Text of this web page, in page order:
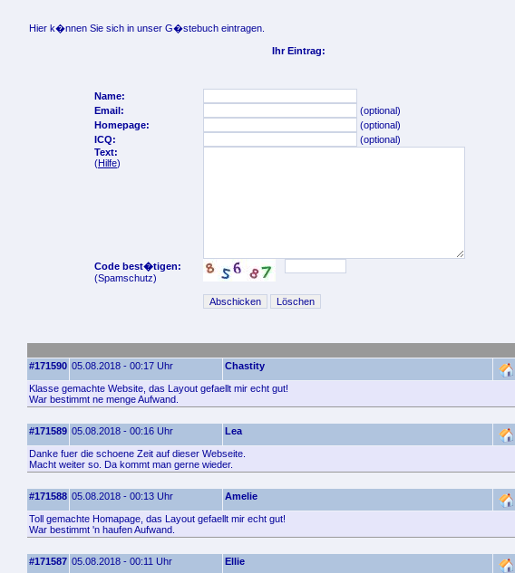
Hier k�nnen Sie sich in unser G�stebuch eintragen.
Ihr Eintrag:
Name:
Email:
(optional)
Homepage:
(optional)
ICQ:
(optional)
Text:
(Hilfe)
Code best�tigen:
(Spamschutz)
#171590 05.08.2018 - 00:17 Uhr Chastity
Klasse gemachte Website, das Layout gefaellt mir echt gut!
War bestimmt ne menge Aufwand.
#171589 05.08.2018 - 00:16 Uhr Lea
Danke fuer die schoene Zeit auf dieser Webseite.
Macht weiter so. Da kommt man gerne wieder.
#171588 05.08.2018 - 00:13 Uhr Amelie
Toll gemachte Homapage, das Layout gefaellt mir echt gut!
War bestimmt 'n haufen Aufwand.
#171587 05.08.2018 - 00:11 Uhr Ellie